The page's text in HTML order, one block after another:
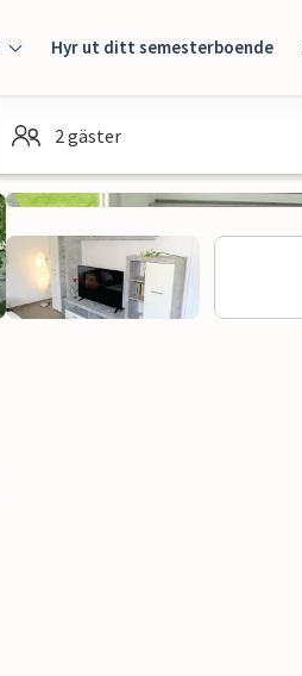
Hyr ut ditt semesterboende
2 gäster